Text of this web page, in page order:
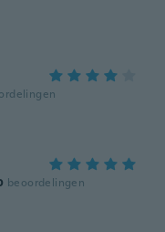
beoordelingen